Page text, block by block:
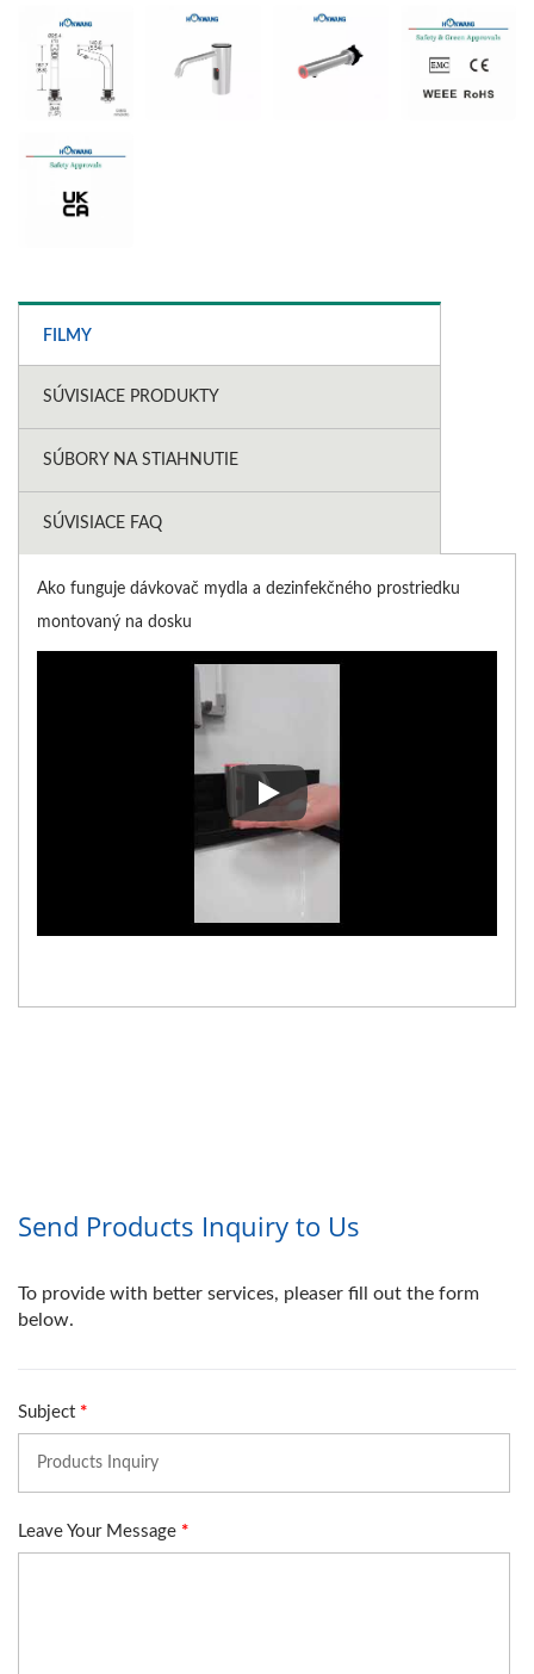
FILMY
SÚVISIACE PRODUKTY
SÚBORY NA STIAHNUTIE
SÚVISIACE FAQ
Ako funguje dávkovač mydla a dezinfekčného prostriedku
montovaný na dosku
Ako funguje dávkovač mydla a